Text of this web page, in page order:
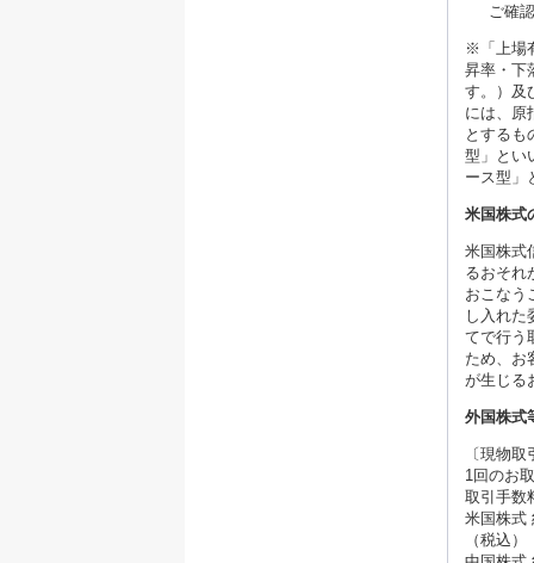
ご確
※「上場
昇率・下
す。）及
には、原
とするも
型」とい
ース型」
米国株式
米国株式
るおそれ
おこなう
し入れた
てで行う
ため、お
が生じる
外国株式
〔現物取
1回のお
取引手数
米国株式
（税込）